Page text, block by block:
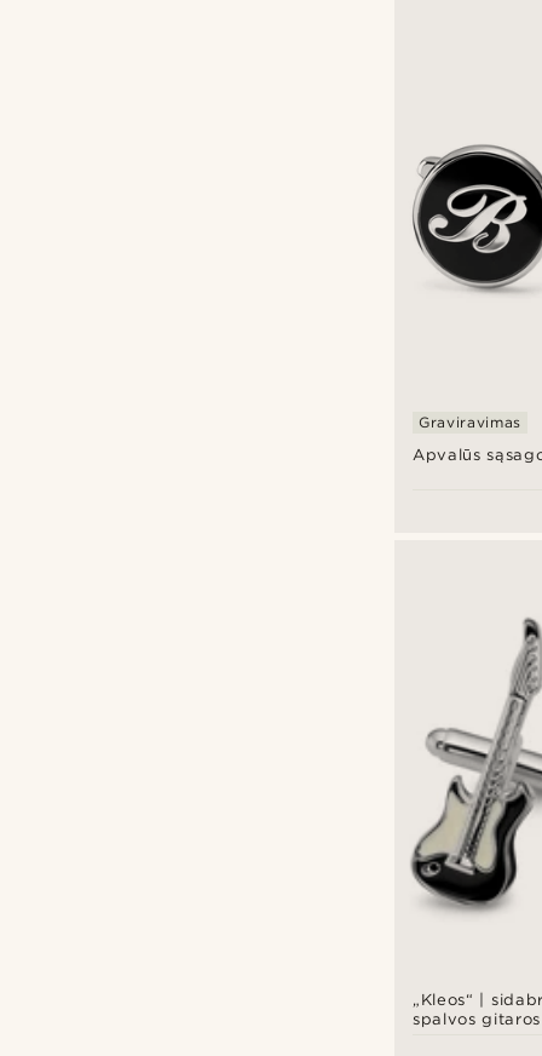
Apvalūs
Graviravimas
„Kleos“ |
spalvos